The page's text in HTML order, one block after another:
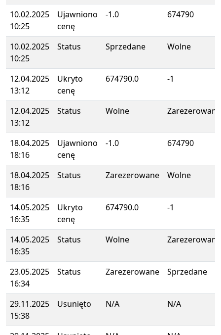
10.02.2025
10:25
Ujawniono
cenę
-1.0 674790
10.02.2025
10:25
Status Sprzedane Wolne
12.04.2025
13:12
Ukryto
cenę
674790.0 -1
12.04.2025
13:12
Status Wolne Zarezerowane
18.04.2025
18:16
Ujawniono
cenę
-1.0 674790
18.04.2025
18:16
Status Zarezerowane Wolne
14.05.2025
16:35
Ukryto
cenę
674790.0 -1
14.05.2025
16:35
Status Wolne Zarezerowane
23.05.2025
16:34
Status Zarezerowane Sprzedane
29.11.2025
15:38
Usunięto N/A N/A